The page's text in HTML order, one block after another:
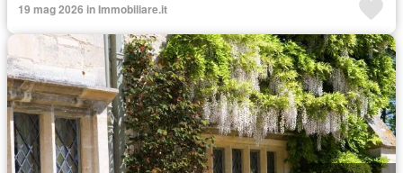
19 mag 2026 in Immobiliare.it